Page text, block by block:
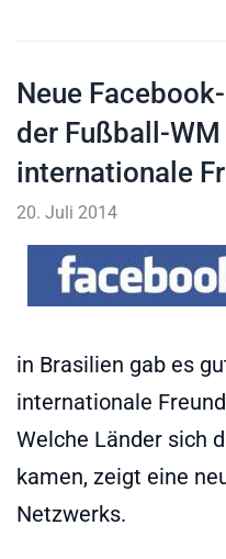
Neue
der Fußball-
internationale
20. Juli 2014
in Brasilien gab es
internationale
Welche Länder sich
kamen, zeigt eine
Netzwerks.